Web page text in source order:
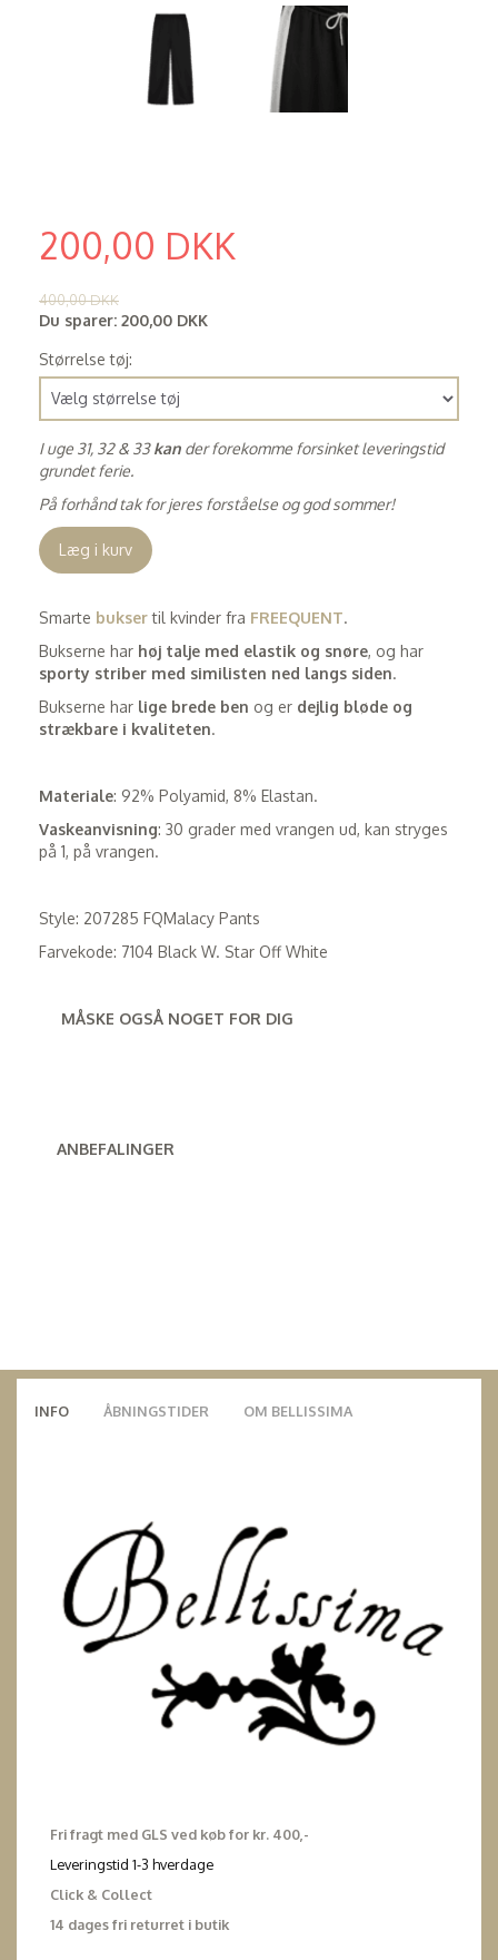
200,00 DKK
400,00 DKK
Du sparer: 200,00 DKK
Størrelse tøj:
I uge 31, 32 & 33kan der forekomme forsinket leveringstid
grundet ferie.
På forhånd tak for jeres forståelse og god sommer!
Læg i kurv
Smarte bukser til kvinder fra FREEQUENT.
Bukserne har høj talje med elastik og snøre, og har
sporty striber med similisten ned langs siden.
Bukserne har lige brede ben og er dejlig bløde og
strækbare i kvaliteten.
Materiale: 92% Polyamid, 8% Elastan.
Vaskeanvisning: 30 grader med vrangen ud, kan stryges
på 1, på vrangen.
Style: 207285 FQMalacy Pants
Farvekode: 7104 Black W. Star Off White
MÅSKE OGSÅ NOGET FOR DIG
ANBEFALINGER
INFO ÅBNINGSTIDER OM BELLISSIMA
Fri fragt med GLS ved køb for kr. 400,-
Leveringstid 1-3 hverdage
Click & Collect
14 dages fri returret i butik